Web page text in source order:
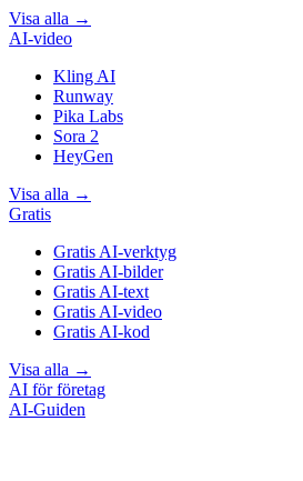
Visa alla →
AI-video
Kling AI
Runway
Pika Labs
Sora 2
HeyGen
Visa alla →
Gratis
Gratis AI-verktyg
Gratis AI-bilder
Gratis AI-text
Gratis AI-video
Gratis AI-kod
Visa alla →
AI för företag
AI-Guiden